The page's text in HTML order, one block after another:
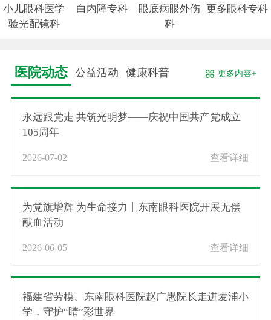
小儿眼科医学
验光配镜科
白内障专科
眼底病眼外伤
科
更多眼科专科
医院动态 公益活动 健康科普 更多内容+
永远跟党走 共筑光明梦——庆祝中国共产党成立
105周年
2026-07-02 查看详细
为党旗增辉 为生命接力丨东南眼科医院开展无偿
献血活动
2026-06-05 查看详细
福建省劳模、东南眼科医院赵广愚院长走进麦浦小
学，守护“睛”彩世界